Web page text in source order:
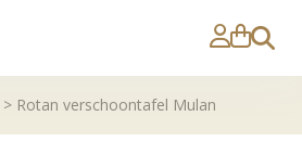
Zoeken
> Rotan verschoontafel Mulan